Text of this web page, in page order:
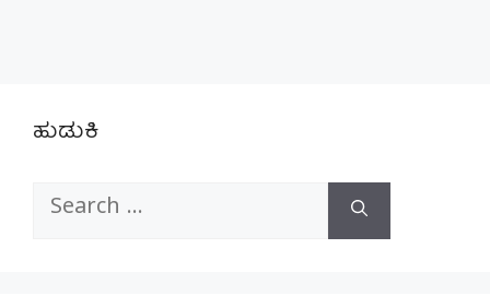
ಹುಡುಕಿ
Search